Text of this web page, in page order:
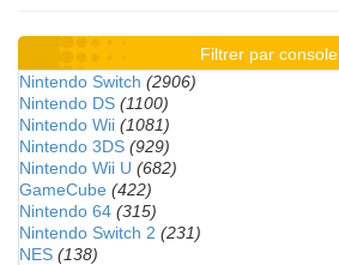
Filtrer par console
Nintendo Switch (2906)
Nintendo DS (1100)
Nintendo Wii (1081)
Nintendo 3DS (929)
Nintendo Wii U (682)
GameCube (422)
Nintendo 64 (315)
Nintendo Switch 2 (231)
NES (138)